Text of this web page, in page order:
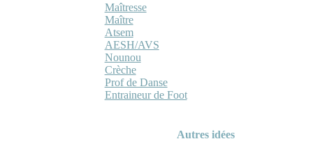
Maîtresse
Maître
Atsem
AESH/AVS
Nounou
Crèche
Prof de Danse
Entraineur de Foot
Autres idées